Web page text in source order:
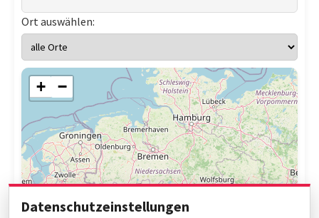
Ort auswählen:
+ −
Datenschutzeinstellungen